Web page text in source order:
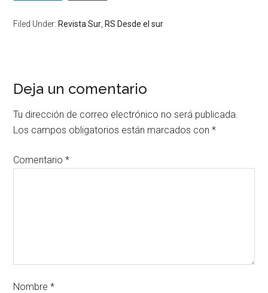
Filed Under: Revista Sur RS Desde el sur
Deja un comentario
Tu dirección de correo electrónico no será publicada.
Los campos obligatorios están marcados con*
Comentario*
Nombre*